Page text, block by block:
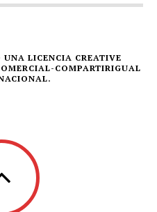
UNA LICENCIA CREATIVE
COMPARTIRIGUAL